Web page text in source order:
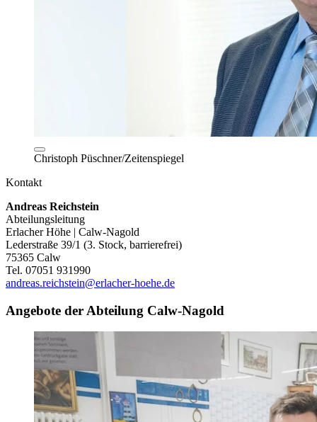
Christoph Püschner/Zeitenspiegel
Kontakt
Andreas Reichstein
Abteilungsleitung
Erlacher Höhe | Calw-Nagold
Lederstraße 39/1 (3. Stock, barrierefrei)
75365 Calw
Tel. 07051 931990
andreas.reichstein@erlacher-hoehe.de
Angebote der Abteilung Calw-Nagold